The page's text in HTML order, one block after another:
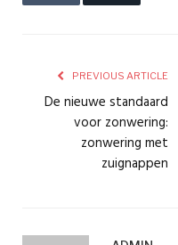
PREVIOUS ARTICLE
De nieuwe standaard
voor zonwering:
zonwering met
zuignappen